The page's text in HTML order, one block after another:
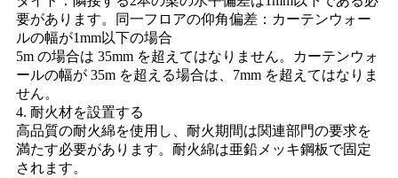
要があります。同一フロアの仰角偏差：カーテンウォー
ルの幅が1mm以下の場合
5m の場合は 35mm を超えてはなりません。カーテンウォ
ールの幅が 35m を超える場合は、7mm を超えてはなりま
せん。
4. 耐火材を設置する
高品質の耐火綿を使用し、耐火期間は関連部門の要求を
満たす必要があります。耐火綿は亜鉛メッキ鋼板で固定
されます。